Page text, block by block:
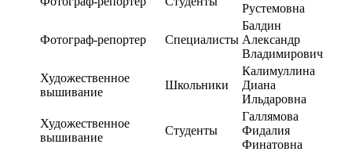
Рустемовна
Фотограф-репортер Специалисты
Балдин
Александр
Владимирович
Художественное
вышивание
Школьники
Калимуллина
Диана
Ильдаровна
Художественное
вышивание
Студенты
Галлямова
Фидалия
Финатовна